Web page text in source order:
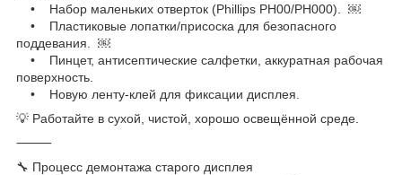
• Набор маленьких отверток (Phillips PH00/PH000). ￼
• Пластиковые лопатки/присоска для безопасного
поддевания. ￼
• Пинцет, антисептические салфетки, аккуратная рабочая
поверхность.
• Новую ленту-клей для фиксации дисплея.
💡 Работайте в сухой, чистой, хорошо освещённой среде.
⸻
🔧 Процесс демонтажа старого дисплея